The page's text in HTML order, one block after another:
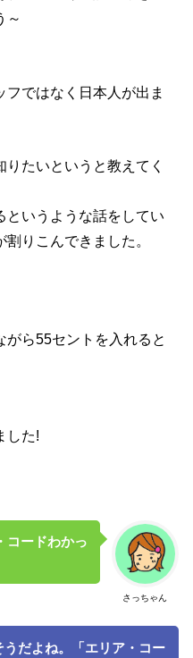
～
フではなく日本人が出ま
たいというと教えてく
というような話をしてい
りこんできました。
ら55セントを入れると
した!
さっちゃん
コードわかっ
うだよね。「エリア・コー